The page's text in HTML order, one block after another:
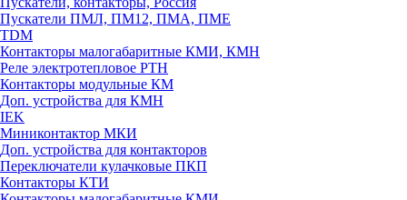
Пускатели ПМЛ, ПМ12, ПМА, ПМЕ
TDM
Контакторы малогабаритные КМИ, КМН
Реле электротепловое РТН
Контакторы модульные КМ
Доп. устройства для КМН
IEK
Миниконтактор МКИ
Доп. устройства для контакторов
Переключатели кулачковые ПКП
Контакторы КТИ